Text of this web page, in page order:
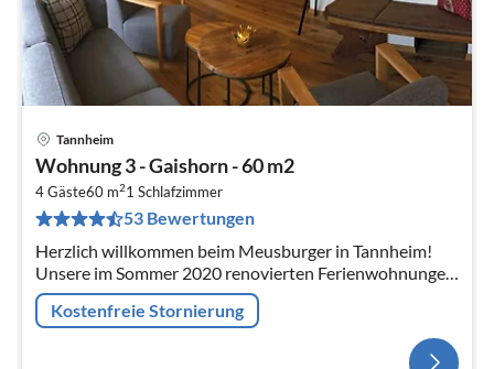
Tannheim
Wohnung 3 - Gaishorn - 60 m2
4 Gäste60 m21 Schlafzimmer
53 Bewertungen
Herzlich willkommen beim Meusburger in Tannheim!
Unsere im Sommer 2020 renovierten Ferienwohnungen,
mit Zirbenbetten und Ausblick auf die schönsten Berge
des Tan...
Kostenfreie Stornierung